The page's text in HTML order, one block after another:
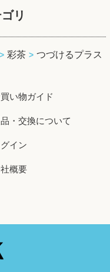
リ
彩茶 つづけるプラス
い物ガイド
・交換について
イン
概要